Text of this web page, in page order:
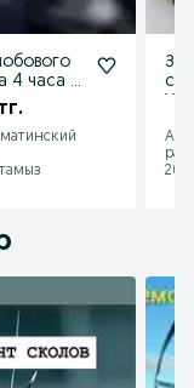
4 часа •